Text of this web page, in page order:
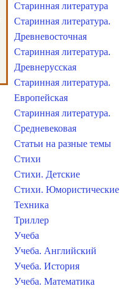
Старинная литература
Старинная литература.
Древневосточная
Старинная литература.
Древнерусская
Старинная литература.
Европейская
Старинная литература.
Средневековая
Статьи на разные темы
Стихи
Стихи. Детские
Стихи. Юмористические
Техника
Триллер
Учеба
Учеба. Английский
Учеба. История
Учеба. Математика